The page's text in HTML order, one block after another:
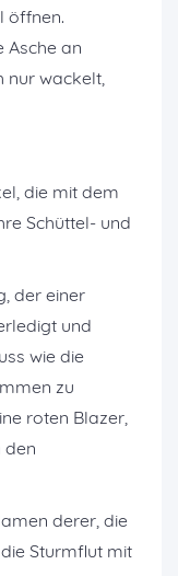
öffnen.
Asche an
nur wackelt,
die mit dem
Schüttel- und
der einer
und
wie die
zu
roten Blazer,
den
derer, die
Sturmflut mit